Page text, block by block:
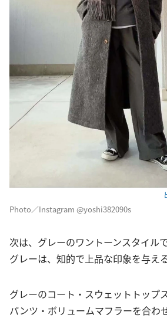
Photo／Instagram @yoshi382090s
次は、グレーのワントーンスタイルで
グレーは、知的で上品な印象を与え
グレーのコート・スウェットトップ
パンツ・ボリュームマフラーを合わ